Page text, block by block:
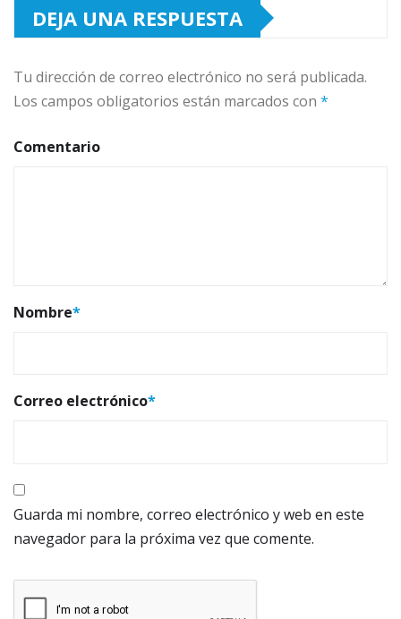
DEJA UNA RESPUESTA
Tu dirección de correo electrónico no será publicada.
Los campos obligatorios están marcados con *
Comentario
Nombre*
Correo electrónico*
Guarda mi nombre, correo electrónico y web en este
navegador para la próxima vez que comente.